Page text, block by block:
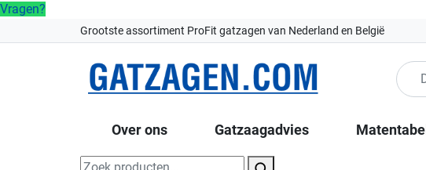
Vragen?
Grootste assortiment ProFit gatzagen van Nederland en België
Over ons Gatzaagadvies Matentabel